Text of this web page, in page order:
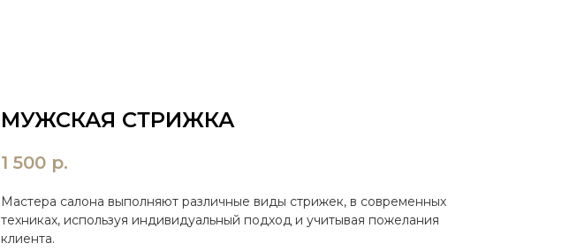
МУЖСКАЯ СТРИЖКА
1 500 р.
Мастера салона выполняют различные виды стрижек, в современных
техниках, используя индивидуальный подход и учитывая пожелания
клиента.